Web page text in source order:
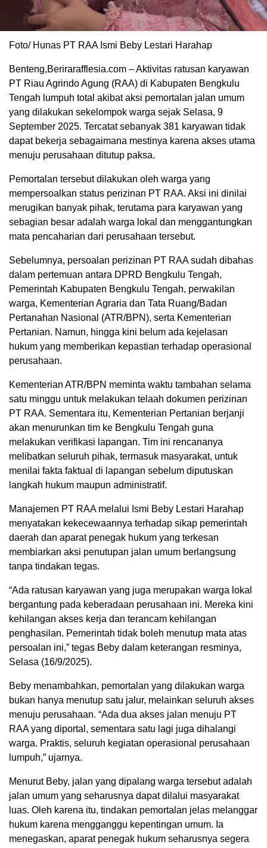
Foto/ Hunas PT RAA Ismi Beby Lestari Harahap
Benteng,Berirarafflesia.com – Aktivitas ratusan karyawan
PT Riau Agrindo Agung (RAA) di Kabupaten Bengkulu
Tengah lumpuh total akibat aksi pemortalan jalan umum
yang dilakukan sekelompok warga sejak Selasa, 9
September 2025. Tercatat sebanyak 381 karyawan tidak
dapat bekerja sebagaimana mestinya karena akses utama
menuju perusahaan ditutup paksa.
Pemortalan tersebut dilakukan oleh warga yang
mempersoalkan status perizinan PT RAA. Aksi ini dinilai
merugikan banyak pihak, terutama para karyawan yang
sebagian besar adalah warga lokal dan menggantungkan
mata pencaharian dari perusahaan tersebut.
Sebelumnya, persoalan perizinan PT RAA sudah dibahas
dalam pertemuan antara DPRD Bengkulu Tengah,
Pemerintah Kabupaten Bengkulu Tengah, perwakilan
warga, Kementerian Agraria dan Tata Ruang/Badan
Pertanahan Nasional (ATR/BPN), serta Kementerian
Pertanian. Namun, hingga kini belum ada kejelasan
hukum yang memberikan kepastian terhadap operasional
perusahaan.
Kementerian ATR/BPN meminta waktu tambahan selama
satu minggu untuk melakukan telaah dokumen perizinan
PT RAA. Sementara itu, Kementerian Pertanian berjanji
akan menurunkan tim ke Bengkulu Tengah guna
melakukan verifikasi lapangan. Tim ini rencananya
melibatkan seluruh pihak, termasuk masyarakat, untuk
menilai fakta faktual di lapangan sebelum diputuskan
langkah hukum maupun administratif.
Manajemen PT RAA melalui Ismi Beby Lestari Harahap
menyatakan kekecewaannya terhadap sikap pemerintah
daerah dan aparat penegak hukum yang terkesan
membiarkan aksi penutupan jalan umum berlangsung
tanpa tindakan tegas.
“Ada ratusan karyawan yang juga merupakan warga lokal
bergantung pada keberadaan perusahaan ini. Mereka kini
kehilangan akses kerja dan terancam kehilangan
penghasilan. Pemerintah tidak boleh menutup mata atas
persoalan ini,” tegas Beby dalam keterangan resminya,
Selasa (16/9/2025).
Beby menambahkan, pemortalan yang dilakukan warga
bukan hanya menutup satu jalur, melainkan seluruh akses
menuju perusahaan. “Ada dua akses jalan menuju PT
RAA yang diportal, sementara satu lagi juga dihalangi
warga. Praktis, seluruh kegiatan operasional perusahaan
lumpuh,” ujarnya.
Menurut Beby, jalan yang dipalang warga tersebut adalah
jalan umum yang seharusnya dapat dilalui masyarakat
luas. Oleh karena itu, tindakan pemortalan jelas melanggar
hukum karena mengganggu kepentingan umum. Ia
menegaskan, aparat penegak hukum seharusnya segera